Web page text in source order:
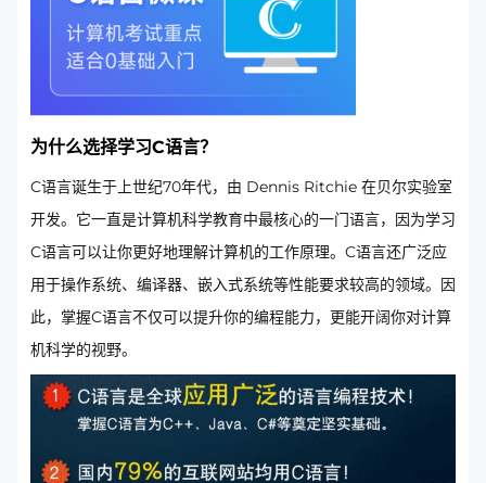
为什么选择学习C语言？
C语言诞生于上世纪70年代，由 Dennis Ritchie 在贝尔实验室
开发。它一直是计算机科学教育中最核心的一门语言，因为学习
C语言可以让你更好地理解计算机的工作原理。C语言还广泛应
用于操作系统、编译器、嵌入式系统等性能要求较高的领域。因
此，掌握C语言不仅可以提升你的编程能力，更能开阔你对计算
机科学的视野。